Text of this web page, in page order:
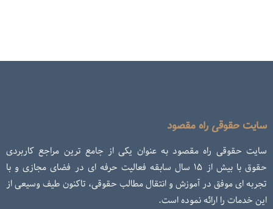
سایت حقوقی راه مقصود
سایت حقوقی راه مقصود به عنوان یکی از جامع ترین مراجع کاربردی
حقوق با بیش از ۱۵ سال سابقه فعالیت حرفه ای در فضای مجازی و با
تجربه ای موفق در آموزش و انتقال مطالب حقوقی، تاکنون طیف وسیعی از
این خدمات را ارائه نموده است.